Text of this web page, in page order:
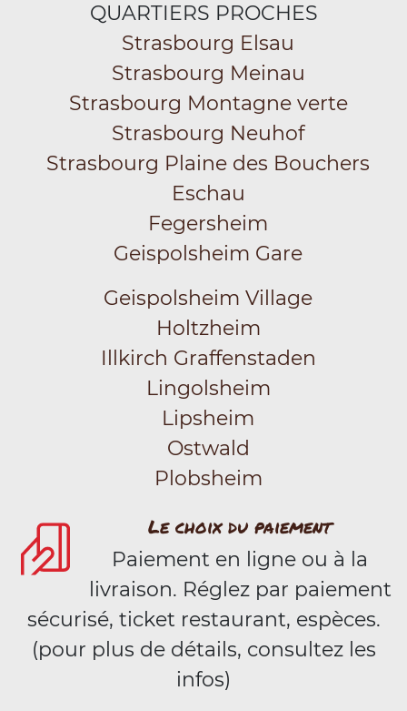
QUARTIERS PROCHES
Strasbourg Elsau
Strasbourg Meinau
Strasbourg Montagne verte
Strasbourg Neuhof
Strasbourg Plaine des Bouchers
Eschau
Fegersheim
Geispolsheim Gare
Geispolsheim Village
Holtzheim
Illkirch Graffenstaden
Lingolsheim
Lipsheim
Ostwald
Plobsheim
Le choix du paiement
Paiement en ligne ou à la
livraison. Réglez par paiement
sécurisé, ticket restaurant, espèces.
(pour plus de détails, consultez les
infos)